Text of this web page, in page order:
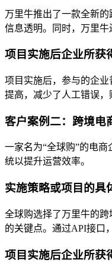
万里牛推出了一款全新
信息透明。同时，万里牛
项目实施后企业所获
项目实施后，参与的企
提高，减少了人工错误，
客户案例二：跨境电
一家名为“全球购”的电
统以提升运营效率。
实施策略或项目的具
全球购选择了万里牛的
的关键点。通过API接口
项目实施后企业所获